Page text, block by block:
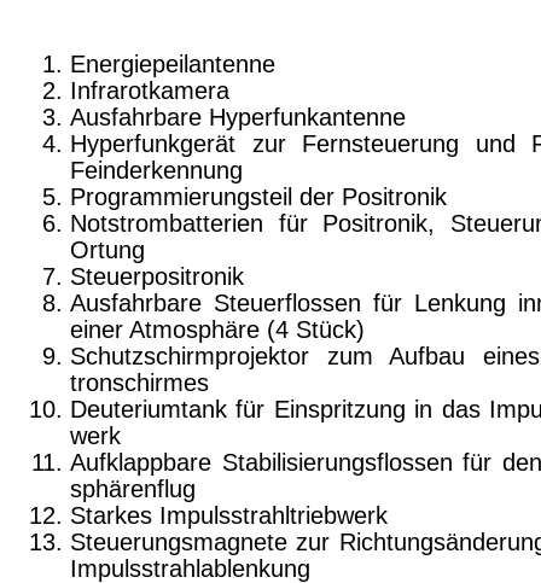
Energiepeilantenne
Infrarotkamera
Ausfahrbare Hyperfunkantenne
Hyperfunkgerät zur Fernsteuerung und
Feinderkennung
Programmierungsteil der Positronik
Notstrombatterien für Positronik,
Ortung
Steuerpositronik
Ausfahrbare Steuerflossen für Lenkung
einer Atmosphäre (4 Stück)
Schutzschirmprojektor zum Aufbau
tronschirmes
Deuteriumtank für Einspritzung in das
werk
Aufklappbare Stabilisierungsflossen für
sphärenflug
Starkes Impulsstrahltriebwerk
Steuerungsmagnete zur
Impulsstrahlablenkung